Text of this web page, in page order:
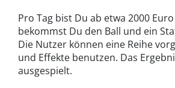
Pro Tag bist Du ab etwa 2000
bekommst Du den Ball und ein
Die Nutzer können eine Reihe
und Effekte benutzen. Das
ausgespielt.